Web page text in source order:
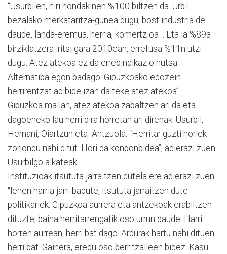
“Usurbilen, hiri hondakinen %100 biltzen da. Urbil
bezalako merkataritza-gunea dugu, bost industrialde
daude, landa-eremua, herria, komertzioa… Eta ia %89a
birziklatzera iritsi gara 2010ean, errefusa %11n utzi
dugu. Atez atekoa ez da errebindikazio hutsa.
Alternatiba egon badago. Gipuzkoako edozein
herrirentzat adibide izan daiteke atez atekoa”.
Gipuzkoa mailan, atez atekoa zabaltzen ari da eta
dagoeneko lau herri dira horretan ari direnak: Usurbil,
Hernani, Oiartzun eta Antzuola. “Herritar guzti horiek
zoriondu nahi ditut. Hori da konponbidea”, adierazi zuen
Usurbilgo alkateak.
Instituzioak itsututa jarraitzen dutela ere adierazi zuen:
“lehen harria jarri badute, itsututa jarraitzen dute
politikariek. Gipuzkoa aurrera eta antzekoak erabiltzen
dituzte, baina herritarrengatik oso urrun daude. Harri
horren aurrean, herri bat dago. Ardurak hartu nahi dituen
herri bat. Gainera, eredu oso berritzaileen bidez. Kasu